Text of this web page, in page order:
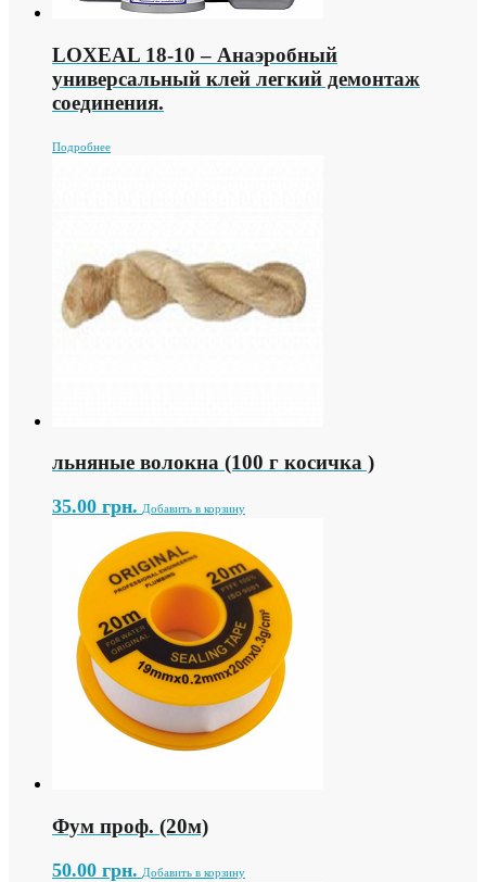
LOXEAL 18-10 – Анаэробный
универсальный клей легкий демонтаж
соединения.
Подробнее
льняные волокна (100 г косичка )
35.00 грн. Добавить в корзину
Фум проф. (20м)
50.00 грн. Добавить в корзину